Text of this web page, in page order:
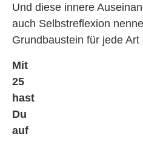
Und diese innere
auch Selbstreflexion
Grundbaustein für jede
Mit
25
hast
Du
auf